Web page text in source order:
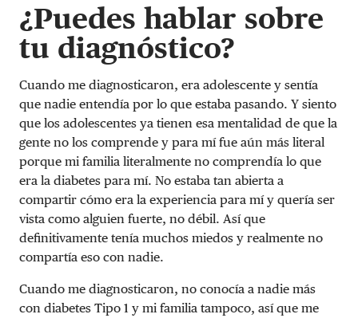
¿Puedes hablar sobre
tu diagnóstico?
Cuando me diagnosticaron, era adolescente y sentía
que nadie entendía por lo que estaba pasando. Y siento
que los adolescentes ya tienen esa mentalidad de que la
gente no los comprende y para mí fue aún más literal
porque mi familia literalmente no comprendía lo que
era la diabetes para mí. No estaba tan abierta a
compartir cómo era la experiencia para mí y quería ser
vista como alguien fuerte, no débil. Así que
definitivamente tenía muchos miedos y realmente no
compartía eso con nadie.
Cuando me diagnosticaron, no conocía a nadie más
con diabetes Tipo 1 y mi familia tampoco, así que me